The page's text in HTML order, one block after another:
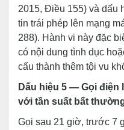
2015, Điều 155) và dấu
tin trái phép lên mạng
288). Hành vi này đặc
có nội dung tình dục
cấu thành thêm tội vu
Dấu hiệu 5 — Gọi
với tần suất bất
Gọi sau 21 giờ, trước 7